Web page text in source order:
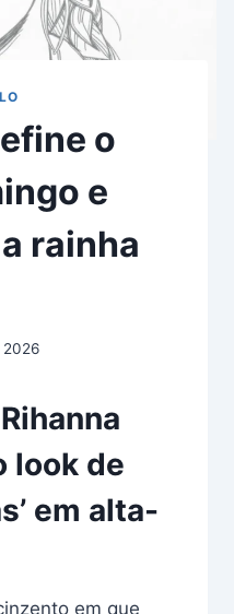
o
e
rainha
2026
look de
em alta-
em que